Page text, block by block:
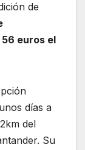
de
euros el
días a
del
Su